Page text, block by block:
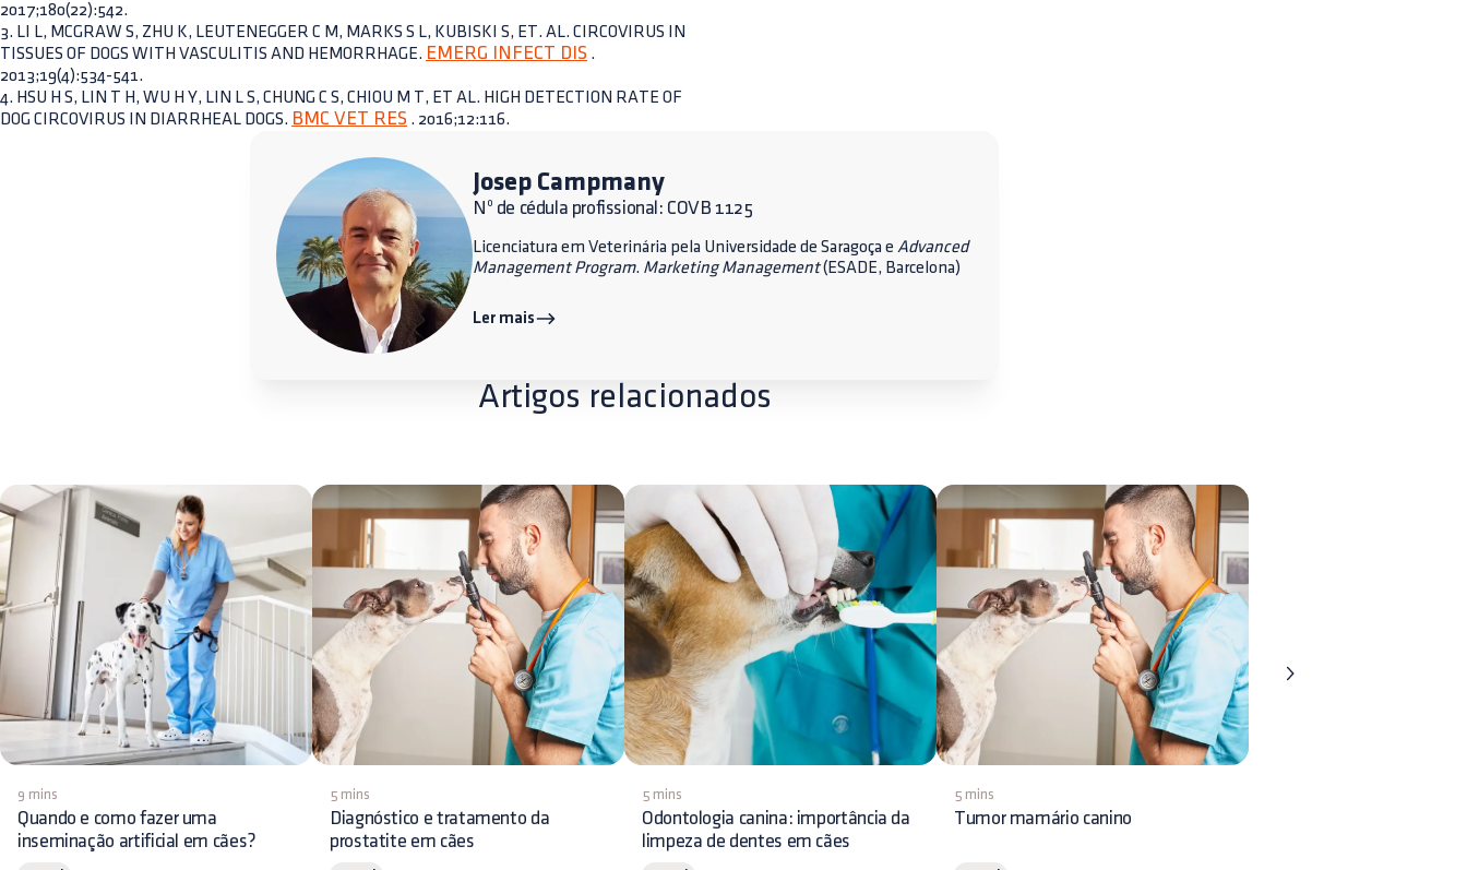
2017;180(22):542.
3. LI L, MCGRAW S, ZHU K, LEUTENEGGER C M, MARKS S L, KUBISKI S, ET. AL. CIRCOVIRUS IN
TISSUES OF DOGS WITH VASCULITIS AND HEMORRHAGE. EMERG INFECT DIS .
2013;19(4):534-541.
4. HSU H S, LIN T H, WU H Y, LIN L S, CHUNG C S, CHIOU M T, ET AL. HIGH DETECTION RATE OF
DOG CIRCOVIRUS IN DIARRHEAL DOGS. BMC VET RES . 2016;12:116.
Josep Campmany
Nº de cédula profissional: COVB 1125
Licenciatura em Veterinária pela Universidade de Saragoça e Advanced
Management Program. Marketing Management(ESADE, Barcelona)
Ler mais
Artigos relacionados
9 mins
Quando e como fazer uma
inseminação artificial em cães?
5 mins
Diagnóstico e tratamento da
prostatite em cães
5 mins
Odontologia canina: importância da
limpeza de dentes em cães
5 mins
Tumor mamário canino